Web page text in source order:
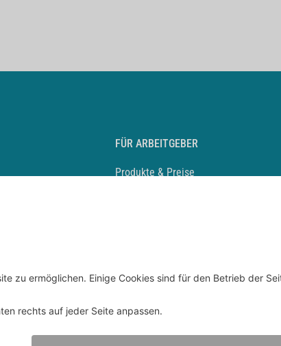
Stellenkatalog
FÜR ARBEITGEBER
Produkte & Preise